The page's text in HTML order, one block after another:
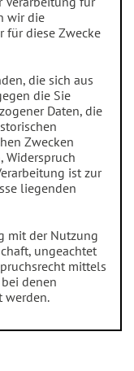
wir die
für diese Zwecke
die sich aus
die Sie
Daten, die
Zwecken
Widerspruch
ist zur
liegenden
mit der Nutzung
ungeachtet
mittels
denen
werden.